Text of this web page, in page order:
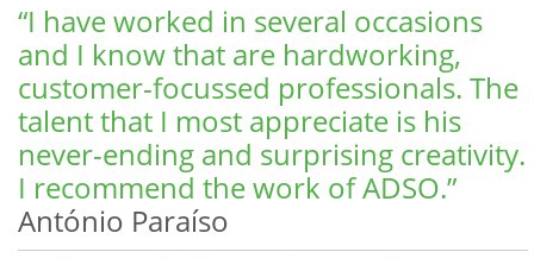
“I have worked in several occasions
and I know that are hardworking,
customer-focussed professionals. The
talent that I most appreciate is his
never-ending and surprising creativity.
I recommend the work of ADSO.”
António Paraíso